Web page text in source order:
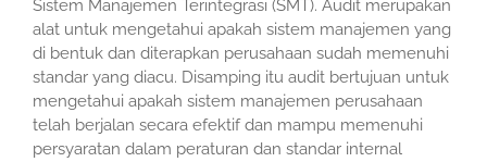
Sistem Manajemen Terintegrasi (SMT). Audit merupakan
alat untuk mengetahui apakah sistem manajemen yang
di bentuk dan diterapkan perusahaan sudah memenuhi
standar yang diacu. Disamping itu audit bertujuan untuk
mengetahui apakah sistem manajemen perusahaan
telah berjalan secara efektif dan mampu memenuhi
persyaratan dalam peraturan dan standar internal